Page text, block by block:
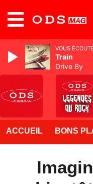
ACCUEIL BONS
VOUS
Train
Drive By